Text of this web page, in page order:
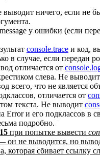
ничего, если не
у ошибки (если
console.trace и код,
в случае, если передан
отличается от
слева. Не выводит
всего, что не является
отличается от
текста. Не выводит
Error и его подклассов в
подробно.
при попытке вывести
он не выводится, но
которая сбивает ссылку